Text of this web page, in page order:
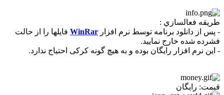
طريقه فعالسازي :
- پس از دانلود برنامه توسط نرم افزار WinRar فايلها را از حالت
فشرده شده خارج نماييد.
- این نرم افزار رایگان بوده و به هیچ گونه کرکی احتیاج ندارد.
قيمت: رایگان